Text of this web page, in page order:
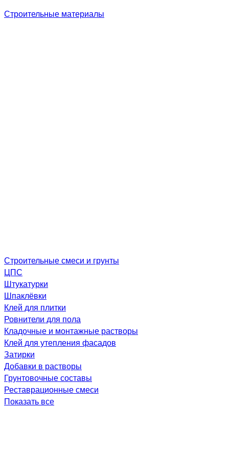
Строительные материалы
Строительные смеси и грунты
ЦПС
Штукатурки
Шпаклёвки
Клей для плитки
Ровнители для пола
Кладочные и монтажные растворы
Клей для утепления фасадов
Затирки
Добавки в растворы
Грунтовочные составы
Реставрационные смеси
Показать все